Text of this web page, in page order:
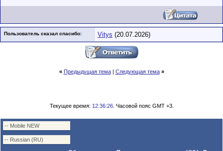
Пользователь сказал cпасибо: Vitys (20.07.2026)
« Предыдущая тема| Следующая тема »
Текущее время: 12:36:26. Часовой пояс GMT +3.